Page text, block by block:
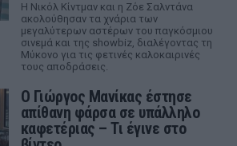
Η Νικόλ Κίντμαν και η Ζόε Σαλντάνα
ακολούθησαν τα χνάρια των
μεγαλύτερων αστέρων του παγκόσμιου
σινεμά και της showbiz, διαλέγοντας τη
Μύκονο για τις φετινές καλοκαιρινές
τους αποδράσεις.
Ο Γιώργος Μανίκας έστησε
απίθανη φάρσα σε υπάλληλο
καφετέριας – Τι έγινε στο